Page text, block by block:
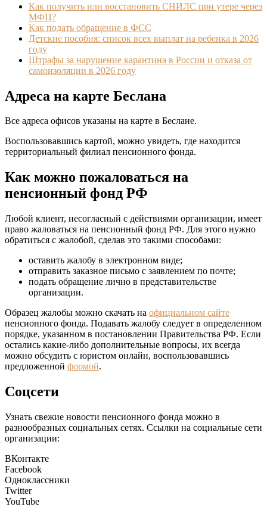
Как получить или восстановить СНИЛС при утере через
МФЦ?
Как подать обращение в ФСС
Детские пособия: список всех выплат на ребенка в 2026
году
Штрафы за нарушение карантина в России и отказа от
самоизоляции в 2026 году
Адреса на карте Беслана
Все адреса офисов указаны на карте в Беслане.
Воспользовавшись картой, можно увидеть, где находится
территориальный филиал пенсионного фонда.
Как можно пожаловаться на
пенсионный фонд РФ
Любой клиент, несогласный с действиями организации, имеет
право жаловаться на пенсионный фонд РФ. Для этого нужно
обратиться с жалобой, сделав это такими способами:
оставить жалобу в электронном виде;
отправить заказное письмо с заявлением по почте;
подать обращение лично в представительстве
организации.
Образец жалобы можно скачать на официальном сайте
пенсионного фонда. Подавать жалобу следует в определенном
порядке, указанном в постановлении Правительства РФ. Если
остались какие-либо дополнительные вопросы, их всегда
можно обсудить с юристом онлайн, воспользовавшись
предложенной формой.
Соцсети
Узнать свежие новости пенсионного фонда можно в
разнообразных социальных сетях. Ссылки на социальные сети
организации:
ВКонтакте
Facebook
Одноклассники
Twitter
YouTube